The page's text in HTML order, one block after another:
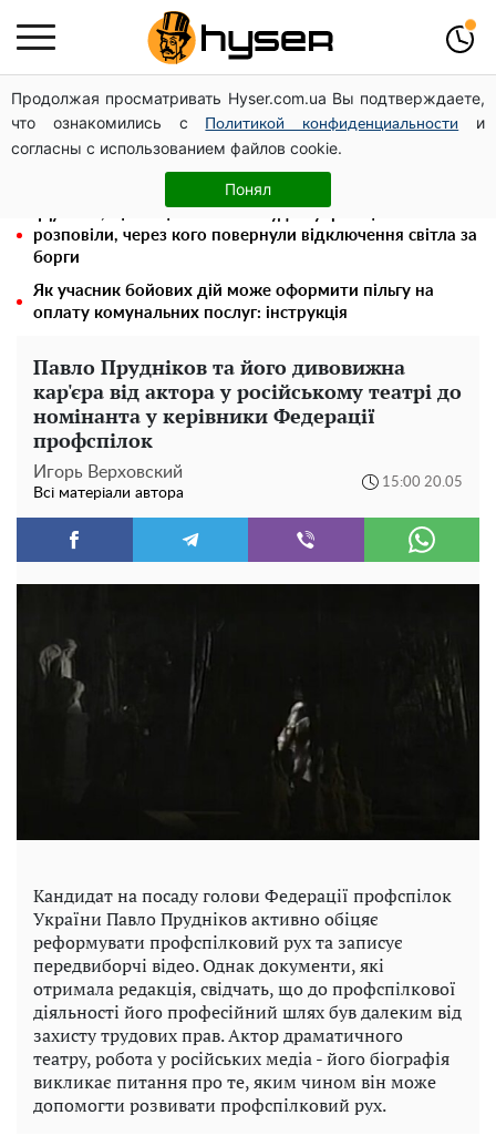
Продолжая просматривать Hyser.com.ua Вы подтверждаете,
что ознакомились с
Политикой конфиденциальности
и
согласны с использованием файлов cookie.
Понял
Місяць без світла, лютий холод та комунальні платежі
на тисячі гривень: народ "ламають" у відключення
Олена Тополя злив відео – це далеко не все: фронтмен
"Антитіла" Тарас Тополя став наступним
розповіли, через кого повернули відключення світла за
борги
Як учасник бойових дій може оформити пільгу на
оплату комунальних послуг: інструкція
Павло Прудніков та його дивовижна
кар'єра від актора у російському театрі до
номінанта у керівники Федерації
профспілок
Игорь Верховский
Всі матеріали автора
15:00 20.05
Кандидат на посаду голови Федерації профспілок
України Павло Прудніков активно обіцяє
реформувати профспілковий рух та записує
передвиборчі відео. Однак документи, які
отримала редакція, свідчать, що до профспілкової
діяльності його професійний шлях був далеким від
захисту трудових прав. Актор драматичного
театру, робота у російських медіа - його біографія
викликає питання про те, яким чином він може
допомогти розвивати профспілковий рух.